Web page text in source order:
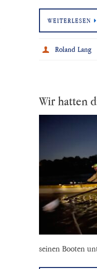
WEITERLESEN
Roland Lang
Wir hatten
seinen Booten